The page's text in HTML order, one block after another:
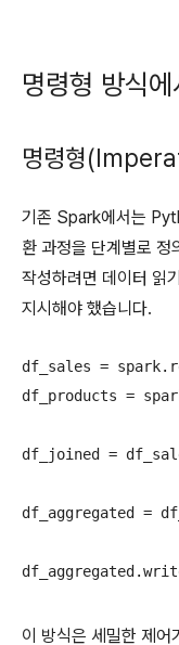
명령형 방식
명령형
기존 Spark에서는
환 과정을 단계별로
작성하려면 데이터 읽
지시해야 했습니다.
df_sales =
df_products =
df_joined =
df_aggregated =
이 방식은 세밀한 제어